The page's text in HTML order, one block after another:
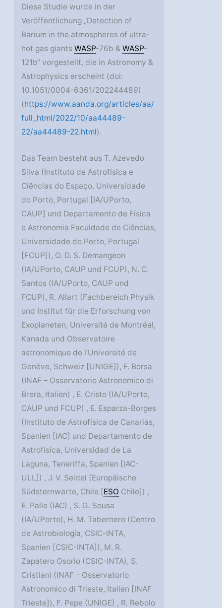
Diese Studie wurde in der
Veröffentlichung „Detection of
Barium in the atmospheres of ultra-
hot gas giantsWASP-76b &WASP-
121b“ vorgestellt, die in Astronomy &
Astrophysics erscheint (doi:
10.1051/0004-6361/202244489)
(https://www.aanda.org/articles/aa/
full_html/2022/10/aa44489-
22/aa44489-22.html).
Das Team besteht aus T. Azevedo
Silva (Instituto de Astrofísica e
Ciências do Espaço, Universidade
do Porto, Portugal [IA/UPorto,
CAUP] und Departamento de Física
e Astronomia Faculdade de Ciências,
Universidade do Porto, Portugal
[FCUP]), O. D. S. Demangeon
(IA/UPorto, CAUP und FCUP), N. C.
Santos (IA/UPorto, CAUP und
FCUP), R. Allart (Fachbereich Physik
und Institut für die Erforschung von
Exoplaneten, Université de Montréal,
Kanada und Observatoire
astronomique de l’Université de
Genève, Schweiz [UNIGE]), F. Borsa
(INAF – Osservatorio Astronomico di
Brera, Italien) , E. Cristo (IA/UPorto,
CAUP und FCUP) , E. Esparza-Borges
(Instituto de Astrofísica de Canarias,
Spanien [IAC] und Departamento de
Astrofísica, Universidad de La
Laguna, Teneriffa, Spanien [IAC-
ULL]) , J. V. Seidel (Europäische
Südsternwarte, Chile [ESO Chile]) ,
E. Palle (IAC) , S. G. Sousa
(IA/UPorto), H. M. Tabernero (Centro
de Astrobiología, CSIC-INTA,
Spanien [CSIC-INTA]), M. R.
Zapatero Osorio (CSIC-INTA), S.
Cristiani (INAF – Osservatorio
Astronomico di Trieste, Italien [INAF
Trieste]), F. Pepe (UNIGE) , R. Rebolo